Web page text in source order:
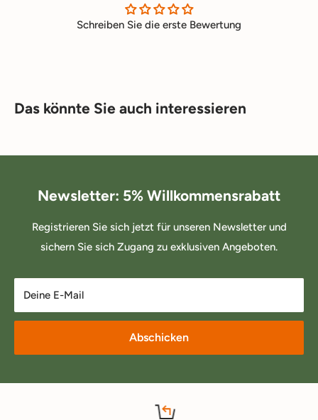
Schreiben Sie die erste Bewertung
Das könnte Sie auch interessieren
Newsletter: 5% Willkommensrabatt
Registrieren Sie sich jetzt für unseren Newsletter und
sichern Sie sich Zugang zu exklusiven Angeboten.
Deine E-Mail
Abschicken